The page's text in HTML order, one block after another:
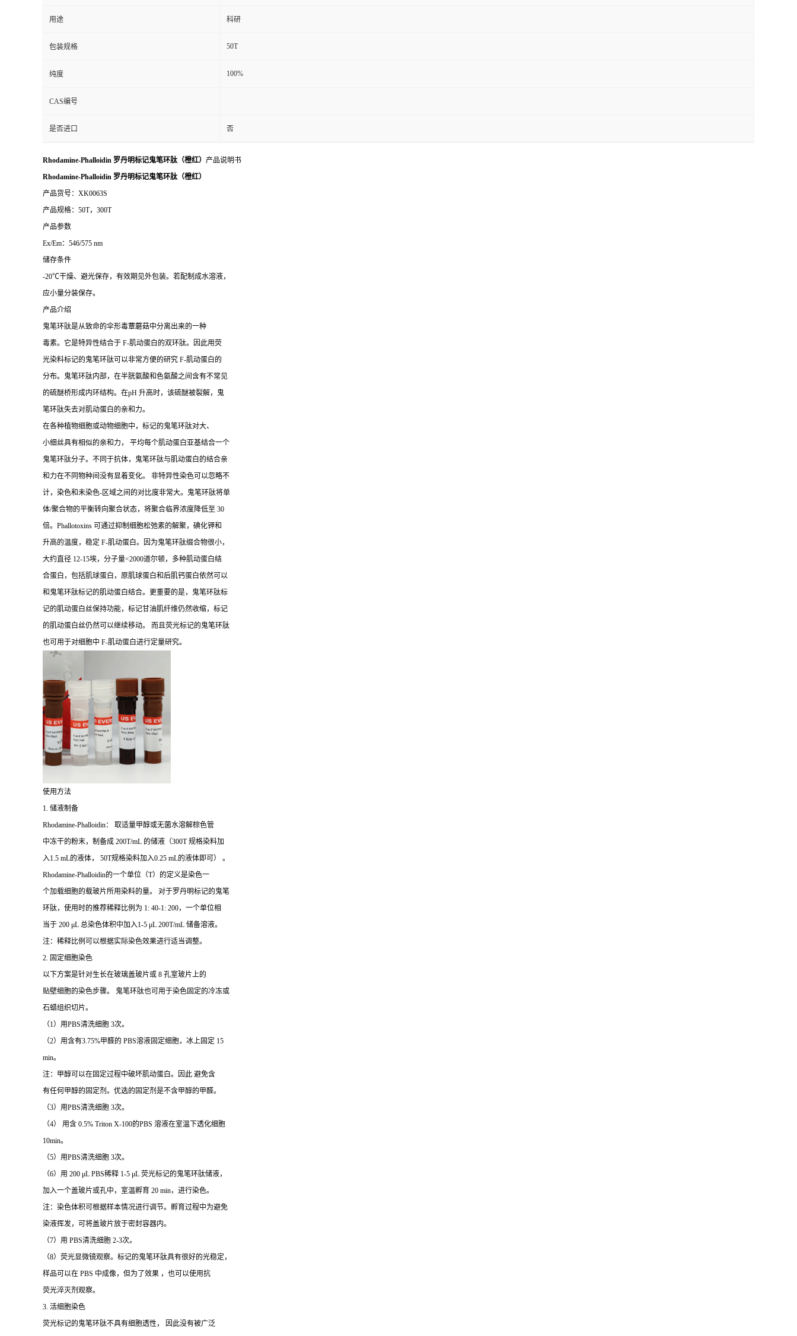
用途 科研
包装规格 50T
纯度 100%
CAS编号
是否进口 否
Rhodamine-Phalloidin 罗丹明标记鬼笔环肽（橙红） 产品说明书
Rhodamine-Phalloidin 罗丹明标记鬼笔环肽（橙红）
产品货号：XK0063S
产品规格：50T，300T
产品参数
Ex/Em：546/575 nm
储存条件
-20℃干燥、避光保存，有效期见外包装。若配制成水溶液，
应小量分装保存。
产品介绍
鬼笔环肽是从致命的伞形毒蕈蘑菇中分离出来的一种
毒素。它是特异性结合于 F-肌动蛋白的双环肽。因此用荧
光染料标记的鬼笔环肽可以非常方便的研究 F-肌动蛋白的
分布。鬼笔环肽内部，在半胱氨酸和色氨酸之间含有不常见
的硫醚桥形成内环结构。在pH 升高时，该硫醚被裂解，鬼
笔环肽失去对肌动蛋白的亲和力。
在各种植物细胞或动物细胞中，标记的鬼笔环肽对大、
小细丝具有相似的亲和力， 平均每个肌动蛋白亚基结合一个
鬼笔环肽分子。不同于抗体，鬼笔环肽与肌动蛋白的结合亲
和力在不同物种间没有显着变化。 非特异性染色可以忽略不
计，染色和未染色-区域之间的对比度非常大。鬼笔环肽将单
体/聚合物的平衡转向聚合状态，将聚合临界浓度降低至 30
倍。Phallotoxins 可通过抑制细胞松弛素的解聚，碘化钾和
升高的温度，稳定 F-肌动蛋白。因为鬼笔环肽缀合物很小，
大约直径 12-15埃，分子量<2000道尔顿，多种肌动蛋白结
合蛋白，包括肌球蛋白，原肌球蛋白和后肌钙蛋白依然可以
和鬼笔环肽标记的肌动蛋白结合。更重要的是，鬼笔环肽标
记的肌动蛋白丝保持功能，标记甘油肌纤维仍然收缩，标记
的肌动蛋白丝仍然可以继续移动。 而且荧光标记的鬼笔环肽
也可用于对细胞中 F-肌动蛋白进行定量研究。
使用方法
1. 储液制备
Rhodamine-Phalloidin： 取适量甲醇或无菌水溶解棕色管
中冻干的粉末，制备成 200T/mL 的储液（300T 规格染料加
入1.5 mL的液体， 50T规格染料加入0.25 mL的液体即可） 。
Rhodamine-Phalloidin的一个单位（T）的定义是染色一
个加载细胞的载玻片所用染料的量。 对于罗丹明标记的鬼笔
环肽，使用时的推荐稀释比例为 1: 40-1: 200，一个单位相
当于 200 μL 总染色体积中加入1-5 μL 200T/mL 储备溶液。
注：稀释比例可以根据实际染色效果进行适当调整。
2. 固定细胞染色
以下方案是针对生长在玻璃盖玻片或 8 孔室玻片上的
贴壁细胞的染色步骤。 鬼笔环肽也可用于染色固定的冷冻或
石蜡组织切片。
（1）用PBS清洗细胞 3次。
（2）用含有3.75%甲醛的 PBS溶液固定细胞，冰上固定 15
min。
注：甲醇可以在固定过程中破坏肌动蛋白。因此 避免含
有任何甲醇的固定剂。优选的固定剂是不含甲醇的甲醛。
（3）用PBS清洗细胞 3次。
（4） 用含 0.5% Triton X-100的PBS 溶液在室温下透化细胞
10min。
（5）用PBS清洗细胞 3次。
（6）用 200 μL PBS稀释 1-5 μL 荧光标记的鬼笔环肽储液，
加入一个盖玻片或孔中，室温孵育 20 min，进行染色。
注：染色体积可根据样本情况进行调节。孵育过程中为避免
染液挥发，可将盖玻片放于密封容器内。
（7）用 PBS清洗细胞 2-3次。
（8）荧光显微镜观察。标记的鬼笔环肽具有很好的光稳定，
样品可以在 PBS 中成像，但为了效果 ，也可以使用抗
荧光淬灭剂观察。
3. 活细胞染色
荧光标记的鬼笔环肽不具有细胞透性， 因此没有被广泛